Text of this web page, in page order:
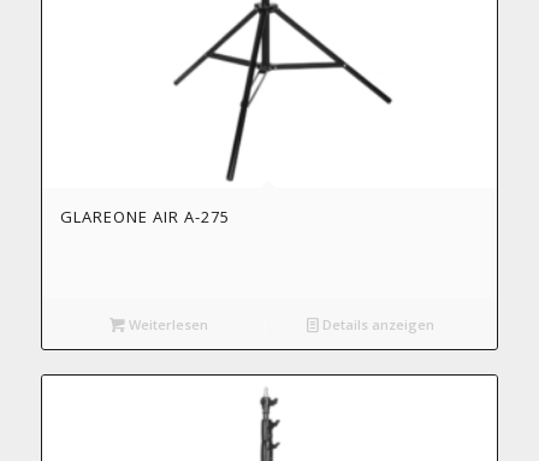
GLAREONE AIR A-275
Weiterlesen Details anzeigen